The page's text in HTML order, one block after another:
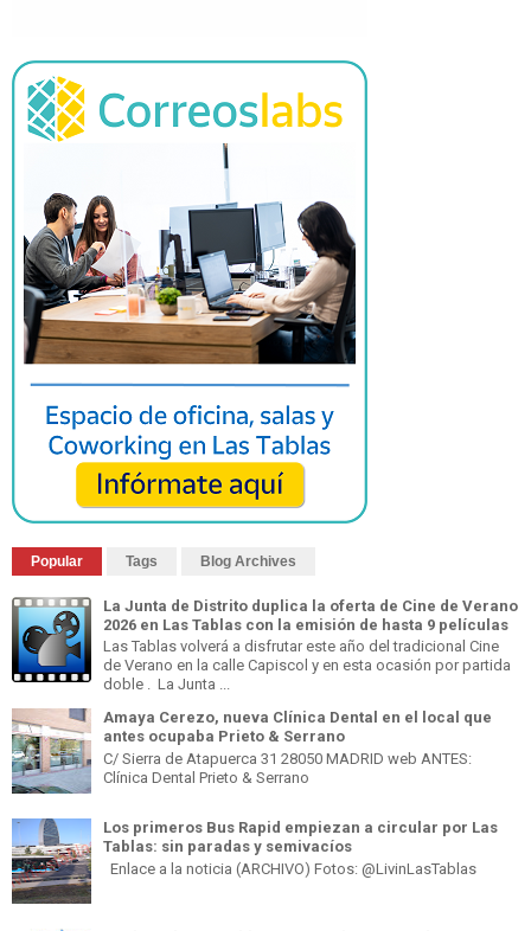
Popular Tags Blog Archives
La Junta de Distrito duplica la oferta de Cine de Verano
2026 en Las Tablas con la emisión de hasta 9 películas
Las Tablas volverá a disfrutar este año del tradicional Cine
de Verano en la calle Capiscol y en esta ocasión por partida
doble . La Junta ...
Amaya Cerezo, nueva Clínica Dental en el local que
antes ocupaba Prieto & Serrano
C/ Sierra de Atapuerca 31 28050 MADRID web ANTES:
Clínica Dental Prieto & Serrano
Los primeros Bus Rapid empiezan a circular por Las
Tablas: sin paradas y semivacíos
Enlace a la noticia (ARCHIVO) Fotos: @LivinLasTablas